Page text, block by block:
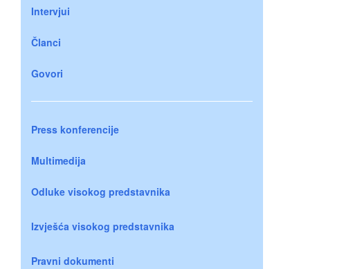
Intervjui
Članci
Govori
Press konferencije
Multimedija
Odluke visokog predstavnika
Izvješća visokog predstavnika
Pravni dokumenti